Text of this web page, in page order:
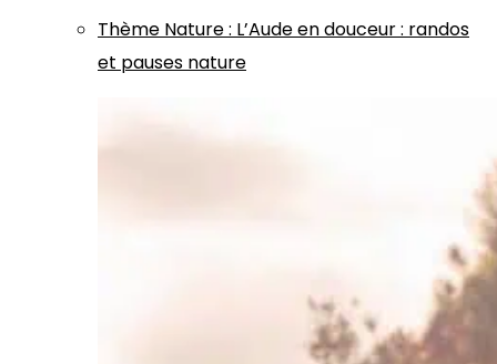
Thème Nature: L’Aude en douceur : randos
et pauses nature